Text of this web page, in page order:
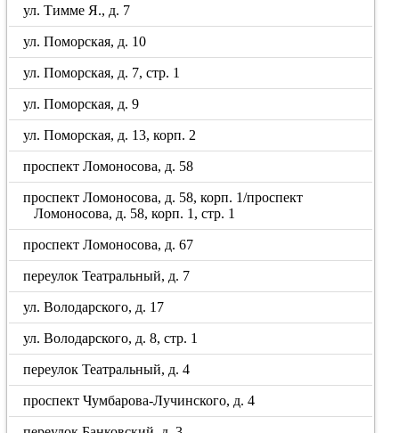
ул. Тимме Я., д. 7
ул. Поморская, д. 10
ул. Поморская, д. 7, стр. 1
ул. Поморская, д. 9
ул. Поморская, д. 13, корп. 2
проспект Ломоносова, д. 58
проспект Ломоносова, д. 58, корп. 1/проспект
Ломоносова, д. 58, корп. 1, стр. 1
проспект Ломоносова, д. 67
переулок Театральный, д. 7
ул. Володарского, д. 17
ул. Володарского, д. 8, стр. 1
переулок Театральный, д. 4
проспект Чумбарова-Лучинского, д. 4